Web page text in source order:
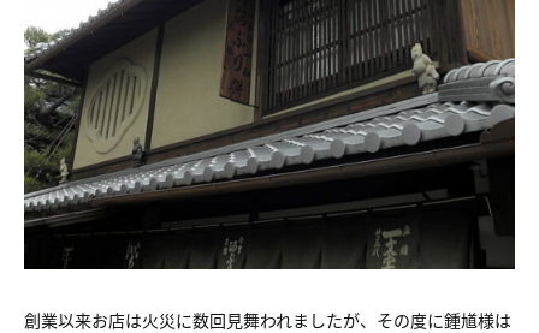
創業以来お店は火災に数回見舞われましたが、その度に鍾馗様は